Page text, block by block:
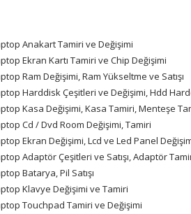
Anakart Tamiri ve Değişimi
Ekran Kartı Tamiri ve Chip Değişimi
Ram Değişimi, Ram Yükseltme ve Satışı
Harddisk Çeşitleri ve Değişimi, Hdd
Kasa Değişimi, Kasa Tamiri, Menteşe
Cd / Dvd Room Değişimi, Tamiri
Ekran Değişimi, Lcd ve Led Panel
Adaptör Çeşitleri ve Satışı, Adaptör
Batarya, Pil Satışı
Klavye Değişimi ve Tamiri
Touchpad Tamiri ve Değişimi